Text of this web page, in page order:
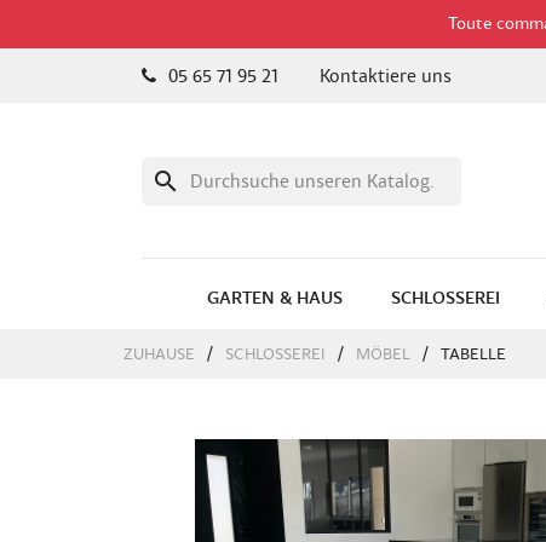
Toute
05 65 71 95 21 Kontaktiere uns
search
GARTEN & HAUS SCHLOSSEREI
ZUHAUSE SCHLOSSEREI MÖBEL TABELLE